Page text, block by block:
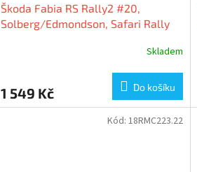
Škoda Fabia RS Rally2 #20,
Solberg/Edmondson, Safari Rally
Skladem
1 549 Kč Do košíku
Kód: 18RMC223.22